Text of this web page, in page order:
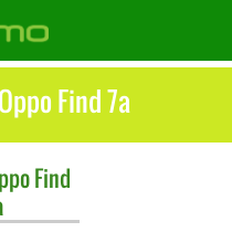
Find 7a
Find